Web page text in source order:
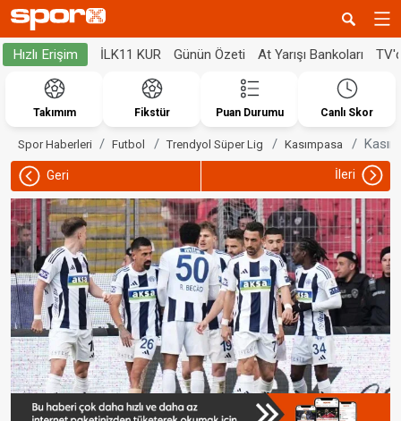
Hızlı Erişim İLK11 KUR Günün Özeti At Yarışı Bankoları
Takımım Fikstür Puan Durumu Canlı Skor
Spor Haberleri Futbol Trendyol Süper Lig Kasımpasa
Geri İleri